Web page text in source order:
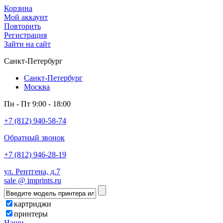
Корзина
Мой аккаунт
Повторить
Регистрация
Зайти на сайт
Санкт-Петербург
Санкт-Петербург
Москва
Пн - Пт 9:00 - 18:00
+7 (812) 940-58-74
Обратный звонок
+7 (812) 946-28-19
ул. Рентгена, д.7
sale @ imprints.ru
картриджи
принтеры